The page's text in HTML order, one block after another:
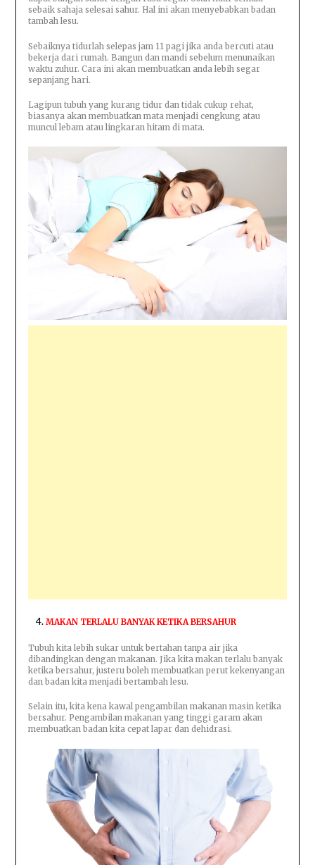
sebaik sahaja selesai sahur. Hal ini akan menyebabkan badan
tambah lesu.
Sebaiknya tidurlah selepas jam 11 pagi jika anda bercuti atau
bekerja dari rumah. Bangun dan mandi sebelum menunaikan
waktu zuhur. Cara ini akan membuatkan anda lebih segar
sepanjang hari.
Lagipun tubuh yang kurang tidur dan tidak cukup rehat,
biasanya akan membuatkan mata menjadi cengkung atau
muncul lebam atau lingkaran hitam di mata.
MAKAN TERLALU BANYAK KETIKA BERSAHUR
Tubuh kita lebih sukar untuk bertahan tanpa air jika
dibandingkan dengan makanan. Jika kita makan terlalu banyak
ketika bersahur, justeru boleh membuatkan perut kekenyangan
dan badan kita menjadi bertambah lesu.
Selain itu, kita kena kawal pengambilan makanan masin ketika
bersahur. Pengambilan makanan yang tinggi garam akan
membuatkan badan kita cepat lapar dan dehidrasi.